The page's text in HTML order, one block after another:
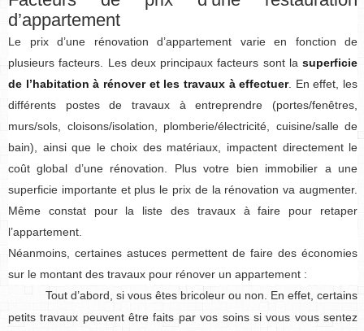
d’appartement
Le prix d’une rénovation d’appartement varie en fonction de
plusieurs facteurs. Les deux principaux facteurs sont la superficie
de l’habitation à rénover et les travaux à effectuer. En effet, les
différents postes de travaux à entreprendre (portes/fenêtres,
murs/sols, cloisons/isolation, plomberie/électricité, cuisine/salle de
bain), ainsi que le choix des matériaux, impactent directement le
coût global d’une rénovation. Plus votre bien immobilier a une
superficie importante et plus le prix de la rénovation va augmenter.
Même constat pour la liste des travaux à faire pour retaper
l’appartement.
Néanmoins, certaines astuces permettent de faire des économies
sur le montant des travaux pour rénover un appartement :
Tout d’abord, si vous êtes bricoleur ou non. En effet, certains
petits travaux peuvent être faits par vos soins si vous vous sentez